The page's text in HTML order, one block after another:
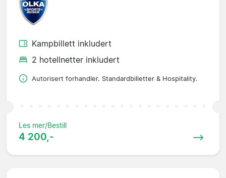
Kampbillett inkludert
2 hotellnetter inkludert
Autorisert forhandler. Standardbilletter & Hospitality.
Les mer/Bestill
4 200,-